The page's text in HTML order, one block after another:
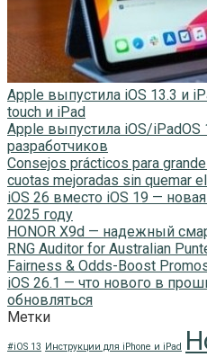
Apple выпустила iOS 13.3 и
touch и iPad
Apple выпустила iOS/iPadOS
разработчиков
Consejos prácticos para
cuotas mejoradas sin quemar
iOS 26 вместо iOS 19 —
2025 году
HONOR X9d — надежный
RNG Auditor for Australian
Fairness & Odds-Boost
iOS 26.1 — что нового в
обновляться
Метки
#iOS 13 Инструкции для iPhone и iPad